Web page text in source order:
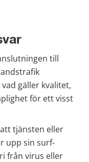
till
gäller kvalitet,
för ett visst
tjänsten eller
upp sin surf-
från virus eller